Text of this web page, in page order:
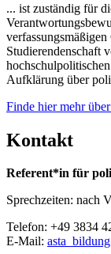
... ist zuständig für
Studierendenschaft
Aufklärung über
Finde hier mehr
Kontakt
Referent*in für
Sprechzeiten: nach
Telefon: +49 3834
E-Mail: asta_bildung